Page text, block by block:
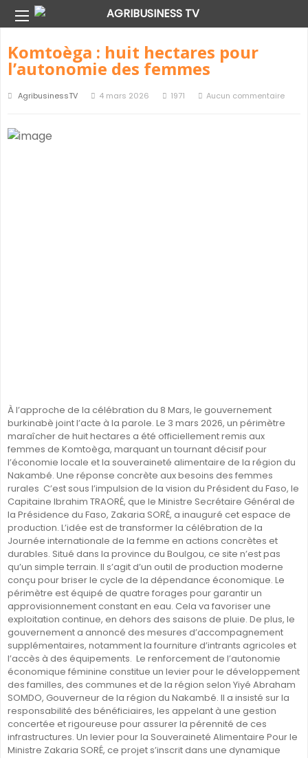
8 Mars Archive
Komtoèga : huit hectares pour
l’autonomie des femmes
AgribusinessTV 4 mars 2026 1971 Aucun commentaire
À l’approche de la célébration du 8 Mars, le gouvernement
burkinabè joint l’acte à la parole. Le 3 mars 2026, un périmètre
maraîcher de huit hectares a été officiellement remis aux
femmes de Komtoèga, marquant un tournant décisif pour
l’économie locale et la souveraineté alimentaire de la région du
Nakambé. Une réponse concrète aux besoins des femmes
rurales C’est sous l’impulsion de la vision du Président du Faso, le
Capitaine Ibrahim TRAORÉ, que le Ministre Secrétaire Général de
la Présidence du Faso, Zakaria SORÉ, a inauguré cet espace de
production. L’idée est de transformer la célébration de la
Journée internationale de la femme en actions concrètes et
durables. Situé dans la province du Boulgou, ce site n’est pas
qu’un simple terrain. Il s’agit d’un outil de production moderne
conçu pour briser le cycle de la dépendance économique. Le
périmètre est équipé de quatre forages pour garantir un
approvisionnement constant en eau. Cela va favoriser une
exploitation continue, en dehors des saisons de pluie. De plus, le
gouvernement a annoncé des mesures d’accompagnement
supplémentaires, notamment la fourniture d’intrants agricoles et
l’accès à des équipements. Le renforcement de l’autonomie
économique féminine constitue un levier pour le développement
des familles, des communes et de la région selon Yiyé Abraham
SOMDO, Gouverneur de la région du Nakambé. Il a insisté sur la
responsabilité des bénéficiaires, les appelant à une gestion
concertée et rigoureuse pour assurer la pérennité de ces
infrastructures. Un levier pour la Souveraineté Alimentaire Pour le
Ministre Zakaria SORÉ, ce projet s’inscrit dans une dynamique